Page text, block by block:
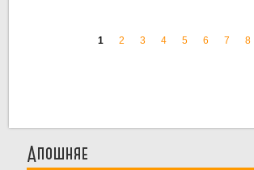
Старонкі
1 2 3 4 5 6 7 8
Апошняе